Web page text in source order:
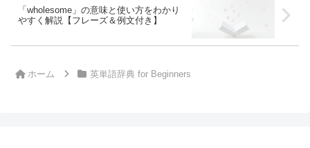
「wholesome」の意味と使い方をわかり
やすく解説【フレーズ＆例文付き】
ホーム 英単語辞典 for Beginners